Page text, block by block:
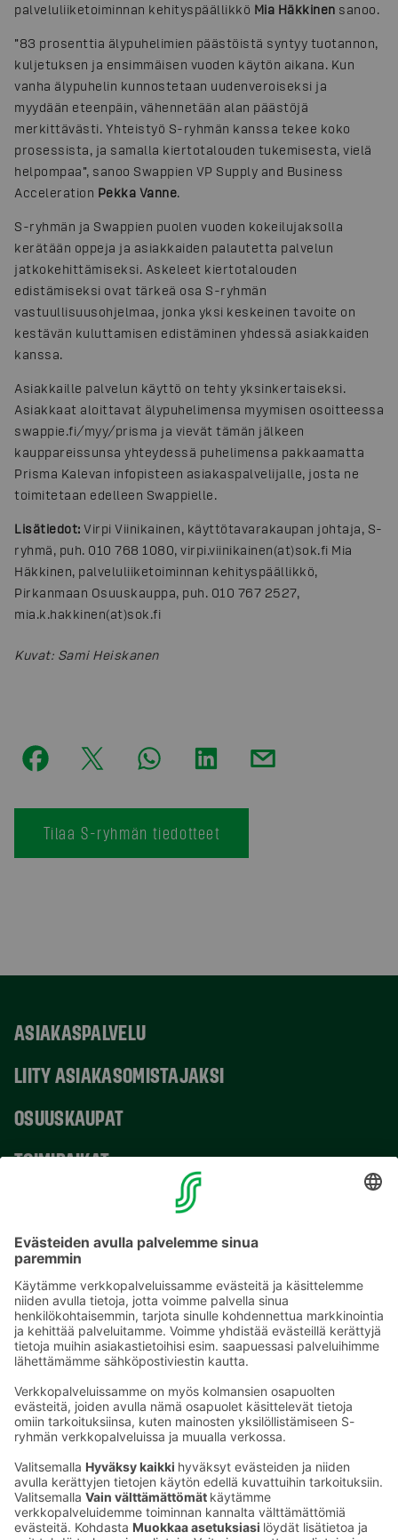
palveluliiketoiminnan kehityspäällikkö Mia Häkkinen sanoo.
”83 prosenttia älypuhelimien päästöistä syntyy tuotannon,
kuljetuksen ja ensimmäisen vuoden käytön aikana. Kun
vanha älypuhelin kunnostetaan uudenveroiseksi ja
myydään eteenpäin, vähennetään alan päästöjä
merkittävästi. Yhteistyö S-ryhmän kanssa tekee koko
prosessista, ja samalla kiertotalouden tukemisesta, vielä
helpompaa”, sanoo Swappien VP Supply and Business
Acceleration Pekka Vanne.
S-ryhmän ja Swappien puolen vuoden kokeilujaksolla
kerätään oppeja ja asiakkaiden palautetta palvelun
jatkokehittämiseksi. Askeleet kiertotalouden
edistämiseksi ovat tärkeä osa S-ryhmän
vastuullisuusohjelmaa, jonka yksi keskeinen tavoite on
kestävän kuluttamisen edistäminen yhdessä asiakkaiden
kanssa.
Asiakkaille palvelun käyttö on tehty yksinkertaiseksi.
Asiakkaat aloittavat älypuhelimensa myymisen osoitteessa
swappie.fi/myy/prisma ja vievät tämän jälkeen
kauppareissunsa yhteydessä puhelimensa pakkaamatta
Prisma Kalevan infopisteen asiakaspalvelijalle, josta ne
toimitetaan edelleen Swappielle.
Lisätiedot: Virpi Viinikainen, käyttötavarakaupan johtaja, S-
ryhmä, puh. 010 768 1080, virpi.viinikainen(at)sok.fi Mia
Häkkinen, palveluliiketoiminnan kehityspäällikkö,
Pirkanmaan Osuuskauppa, puh. 010 767 2527,
mia.k.hakkinen(at)sok.fi
Kuvat: Sami Heiskanen
Tilaa S-ryhmän tiedotteet
ASIAKASPALVELU
LIITY ASIAKASOMISTAJAKSI
OSUUSKAUPAT
TOIMIPAIKAT
Sähköpostiosoitteet S-ryhmässä ovat muotoa
etunimi.sukunimi@sok.fi
Seuraa meitä: